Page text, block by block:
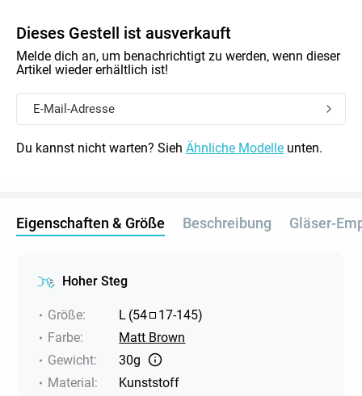
Dieses Gestell ist ausverkauft
Melde dich an, um benachrichtigt zu werden, wenn dieser
Artikel wieder erhältlich ist!
Du kannst nicht warten? Sieh Ähnliche Modelle unten.
Eigenschaften & Größe Beschreibung Gläser-
Hoher Steg
Größe: L (54 17-145)
Farbe:
Matt Brown
Gewicht:
30g
Material:
Kunststoff